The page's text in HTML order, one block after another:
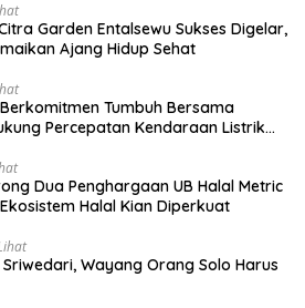
Garden Entalsewu Sukses Digelar,
Ajang Hidup Sehat
Tumbuh Bersama
Percepatan Kendaraan Listrik
Dua Penghargaan UB Halal Metric
Halal Kian Diperkuat
Wayang Orang Solo Harus